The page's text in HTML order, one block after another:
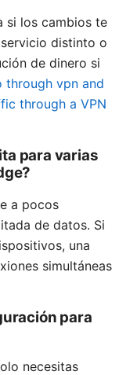
si los cambios te
distinto o
de dinero si
through vpn and
through a VPN
para varias
a pocos
de datos. Si
una
simultáneas
para
necesitas